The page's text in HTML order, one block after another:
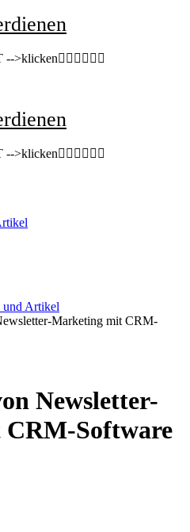
und Artikel
Marketing mit CRM-
Newsletter-
Software